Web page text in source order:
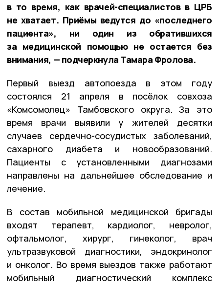
в то время, как врачей-специалистов в ЦРБ
не хватает. Приёмы ведутся до «последнего
пациента», ни один из обратившихся
за медицинской помощью не остается без
внимания, — подчеркнула Тамара Фролова.
Первый выезд автопоезда в этом году
состоялся 21 апреля в посёлок совхоза
«Комсомолец» Тамбовского округа. За это
время врачи выявили у жителей десятки
случаев сердечно-сосудистых заболеваний,
сахарного диабета и новообразований.
Пациенты с установленными диагнозами
направлены на дальнейшее обследование и
лечение.
В состав мобильной медицинской бригады
входят терапевт, кардиолог, невролог,
офтальмолог, хирург, гинеколог, врач
ультразвуковой диагностики, эндокринолог
и онколог. Во время выездов также работают
мобильный диагностический комплекс